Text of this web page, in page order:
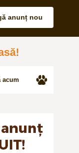
anunț nou